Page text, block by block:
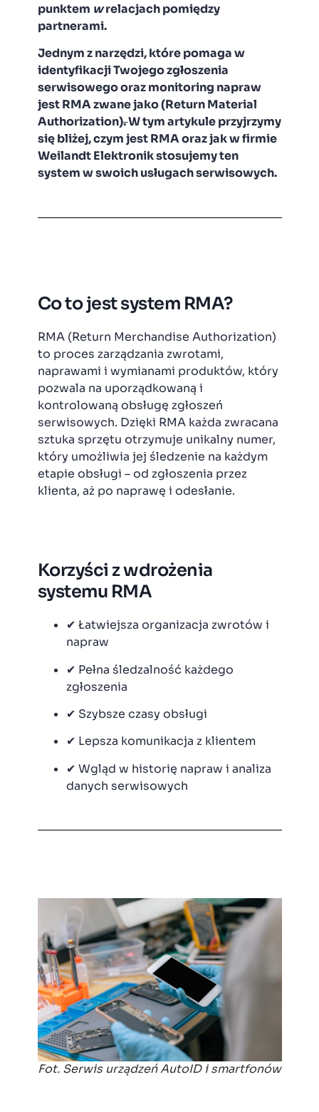
punktem wrelacjach pomiędzy
partnerami.
Jednym z narzędzi, które pomaga w
identyfikacji Twojego zgłoszenia
serwisowego oraz monitoring napraw
jest RMA zwane jako (Return Material
Authorization).W tym artykule przyjrzymy
się bliżej, czym jest RMA oraz jak w firmie
Weilandt Elektronik stosujemy ten
system w swoich usługach serwisowych.
Co to jest system RMA?
RMA (Return Merchandise Authorization)
to proces zarządzania zwrotami,
naprawami i wymianami produktów, który
pozwala na uporządkowaną i
kontrolowaną obsługę zgłoszeń
serwisowych. Dzięki RMA każda zwracana
sztuka sprzętu otrzymuje unikalny numer,
który umożliwia jej śledzenie na każdym
etapie obsługi – od zgłoszenia przez
klienta, aż po naprawę i odesłanie.
Korzyści z wdrożenia
systemu RMA
✔ Łatwiejsza organizacja zwrotów i
napraw
✔ Pełna śledzalność każdego
zgłoszenia
✔ Szybsze czasy obsługi
✔ Lepsza komunikacja z klientem
✔ Wgląd w historię napraw i analiza
danych serwisowych
Fot. Serwis urządzeń AutoID i smartfonów